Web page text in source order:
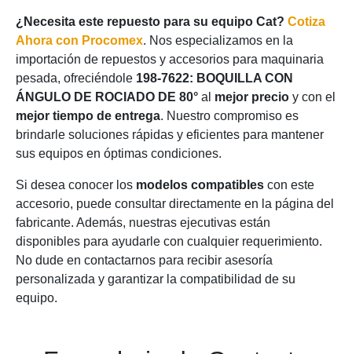
¿Necesita este repuesto para su equipo Cat? Cotiza
Ahora con Procomex. Nos especializamos en la
importación de repuestos y accesorios para maquinaria
pesada, ofreciéndole 198-7622: BOQUILLA CON
ÁNGULO DE ROCIADO DE 80° al mejor precio y con el
mejor tiempo de entrega. Nuestro compromiso es
brindarle soluciones rápidas y eficientes para mantener
sus equipos en óptimas condiciones.
Si desea conocer los modelos compatibles con este
accesorio, puede consultar directamente en la página del
fabricante. Además, nuestras ejecutivas están
disponibles para ayudarle con cualquier requerimiento.
No dude en contactarnos para recibir asesoría
personalizada y garantizar la compatibilidad de su
equipo.